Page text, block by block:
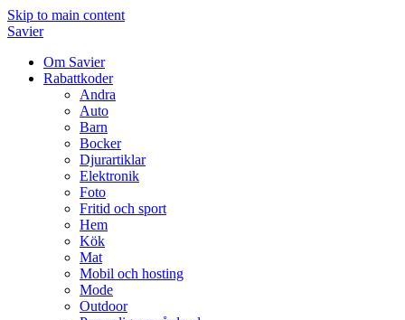
Skip to main content
Savier
Om Savier
Rabattkoder
Andra
Auto
Barn
Bocker
Djurartiklar
Elektronik
Foto
Fritid och sport
Hem
Kök
Mat
Mobil och hosting
Mode
Outdoor